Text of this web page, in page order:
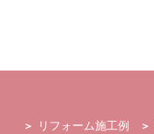
リフォーム施工例